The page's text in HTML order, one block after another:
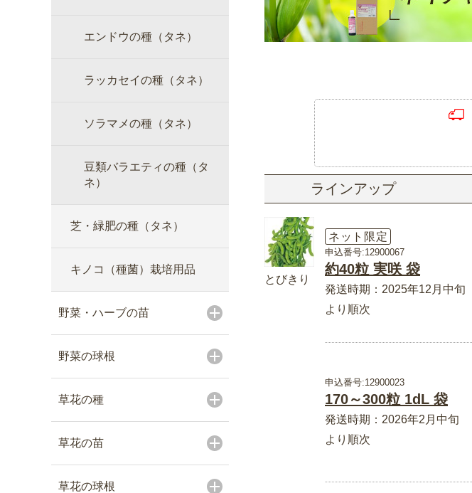
エンドウの種（タネ）
ラッカセイの種（タネ）
ソラマメの種（タネ）
豆類バラエティの種（タ
ネ）
芝・緑肥の種（タネ）
キノコ（種菌）栽培用品
野菜・ハーブの苗
野菜の球根
草花の種
草花の苗
草花の球根
ラインアップ
とびきり
ネット限定
申込番号:12900067
約40粒 実咲 袋
発送時期：2025年12月中旬
より順次
申込番号:12900023
170～300粒 1dL 袋
発送時期：2026年2月中旬
より順次